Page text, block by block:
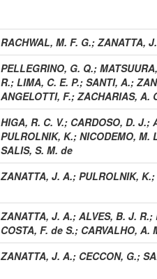
RACHWAL, M. F. G.; ZANATTA,
PELLEGRINO, G. Q.;
R.; LIMA, C. E. P.; SANTI, A.;
ANGELOTTI, F.; ZACHARIAS, A.
HIGA, R. C. V.; CARDOSO, D. J.;
PULROLNIK, K.; NICODEMO, M.
SALIS, S. M. de
ZANATTA, J. A.; PULROLNIK, K.;
ZANATTA, J. A.; ALVES, B. J. R.;
COSTA, F. de S.; CARVALHO, A.
ZANATTA, J. A.; CECCON, G.;